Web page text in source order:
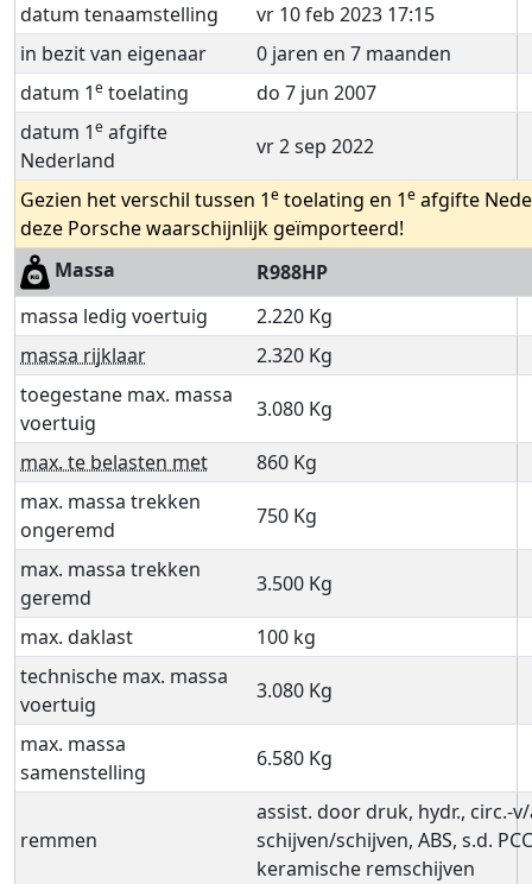
datum tenaamstelling
vr 10 feb 2023 17:15
in bezit van eigenaar
0 jaren en 7 maanden
datum 1e toelating
do 7 jun 2007
datum 1e afgifte
Nederland
vr 2 sep 2022
Gezien het verschil tussen 1e toelating en 1e afgifte
deze Porsche waarschijnlijk geïmporteerd!
Massa
R988HP
massa ledig voertuig
2.220 Kg
massa rijklaar
2.320 Kg
toegestane max. massa
voertuig
3.080 Kg
max. te belasten met
860 Kg
max. massa trekken
ongeremd
750 Kg
max. massa trekken
geremd
3.500 Kg
max. daklast
100 kg
technische max. massa
voertuig
3.080 Kg
max. massa
samenstelling
6.580 Kg
remmen
assist. door druk, hydr., circ.-
schijven/schijven, ABS, s.d.
keramische remschijven